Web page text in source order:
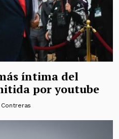
íntima del
por youtube